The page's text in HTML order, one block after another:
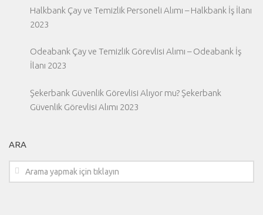
Halkbank Çay ve Temizlik Personeli Alımı – Halkbank İş İlanı
2023
Odeabank Çay ve Temizlik Görevlisi Alımı – Odeabank İş
İlanı 2023
Şekerbank Güvenlik Görevlisi Alıyor mu? Şekerbank
Güvenlik Görevlisi Alımı 2023
ARA